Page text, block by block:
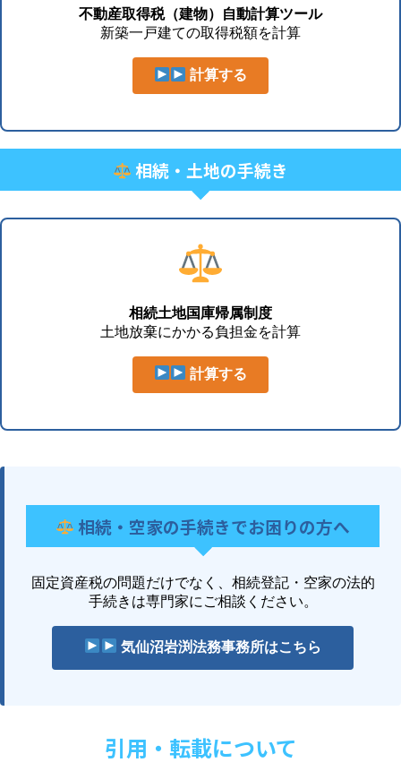
不動産取得税（建物）自動計算ツール
新築一戸建ての取得税額を計算
計算する
相続・土地の手続き
相続土地国庫帰属制度
土地放棄にかかる負担金を計算
計算する
相続・空家の手続きでお困りの方へ
固定資産税の問題だけでなく、相続登記・空家の法的
手続きは専門家にご相談ください。
気仙沼岩渕法務事務所はこちら
引用・転載について